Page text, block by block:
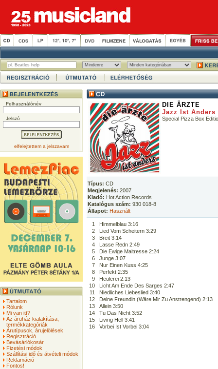
Felhasználónév
Jelszó
elfelejtettem a jelszavam
Tartalom
Rólunk
Mi van itt?
Az áruház kialakítása,
termékkategóriák
Árutípusok, árujelölések
Regisztráció
Bevásárlókosár
Fizetési módok
Szállítási idő és átvételi módok
Reklamáció
Fontos!
DIE ÄRZTE
Jazz Ist Anders
Special Pizza Box
Típus: CD
Megjelenés: 2007
Kiadó: Hot Action Records
Katalógus szám: 930 018-8
Állapot: Használt
1
Himmelblau 3:16
2
Lied Vom Scheitern 3:29
3
Breit 3:14
4
Lasse Redn 2:49
5
Die Ewige Maitresse 2:24
6
Junge 3:07
7
Nur Einen Kuss 4:25
8
Perfekt 2:35
9
Heulerei 2:13
10
Licht Am Ende Des Sarges 2:47
11
Niedliches Liebeslied 3:40
12
Deine Freundin (Wäre Mir Zu Anstrengend) 2:13
13
Allein 3:50
14
Tu Das Nicht 3:52
15
Living Hell 3:41
16
Vorbei Ist Vorbei 3:04